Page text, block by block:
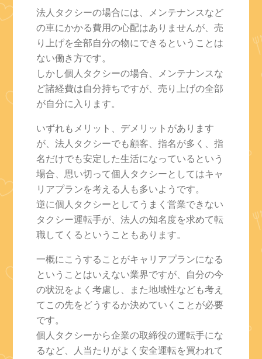
法人タクシーの場合には、メンテナンスなど
の車にかかる費用の心配はありませんが、売
り上げを全部自分の物にできるということは
ない働き方です。
しかし個人タクシーの場合、メンテナンスな
ど諸経費は自分持ちですが、売り上げの全部
が自分に入ります。
いずれもメリット、デメリットがあります
が、法人タクシーでも顧客、指名が多く、指
名だけでも安定した生活になっているという
場合、思い切って個人タクシーとしてはキャ
リアプランを考える人も多いようです。
逆に個人タクシーとしてうまく営業できない
タクシー運転手が、法人の知名度を求めて転
職してくるということもあります。
一概にこうすることがキャリアプランになる
ということはいえない業界ですが、自分の今
の状況をよく考慮し、また地域性なども考え
てこの先をどうするか決めていくことが必要
です。
個人タクシーから企業の取締役の運転手にな
るなど、人当たりがよく安全運転を買われて